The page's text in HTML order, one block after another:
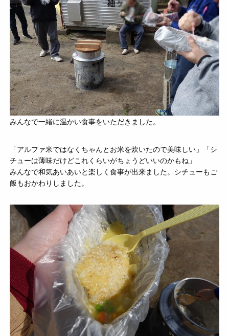
みんなで一緒に温かい食事をいただきました。
「アルファ米ではなくちゃんとお米を炊いたので美味しい」「シ
チューは薄味だけどこれくらいがちょうどいいのかもね」
みんなで和気あいあいと楽しく食事が出来ました。シチューもご
飯もおかわりしました。